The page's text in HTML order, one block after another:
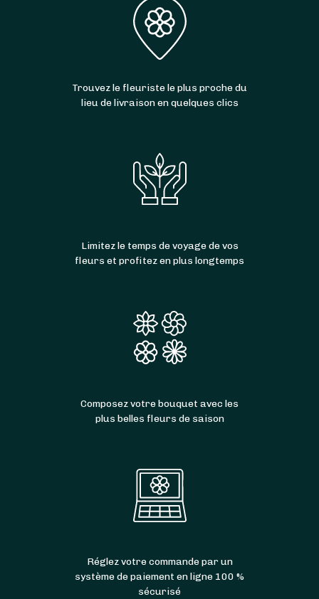
Trouvez le fleuriste le plus proche du
lieu de livraison en quelques clics
Limitez le temps de voyage de vos
fleurs et profitez en plus longtemps
Composez votre bouquet avec les
plus belles fleurs de saison
Réglez votre commande par un
système de paiement en ligne 100 %
sécurisé